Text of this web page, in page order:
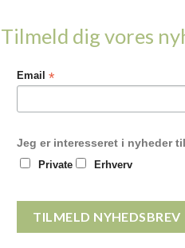
Tilmeld dig vores
Email *
Jeg er interesseret i nyheder til
Private Erhverv